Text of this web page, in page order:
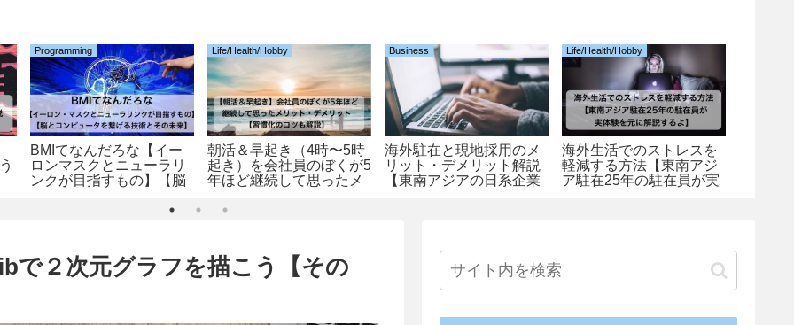
Programming
BMIてなんだろな【イー
ロンマスクとニューラリ
ンクが目指すもの】【脳
Life/Health/Hobby
朝活＆早起き（4時〜5時
起き）を会社員のぼくが5
年ほど継続して思ったメ
慣化のコツも解説】
Business
海外駐在と現地採用のメ
リット・デメリット解説
【東南アジアの日系企業
Life/Health/Hobby
海外生活でのストレスを
軽減する方法【東南アジ
ア駐在25年の駐在員が実
２次元グラフを描こう【その